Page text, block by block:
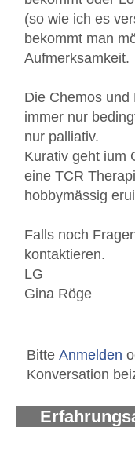
(so wie ich es
bekommt man
Aufmerksamkeit.
Die Chemos und
immer nur
nur palliativ.
Kurativ geht ium
eine TCR
hobbymässig
Falls noch
kontaktieren.
LG
Gina Röge
Bitte Anmelden
Konversation